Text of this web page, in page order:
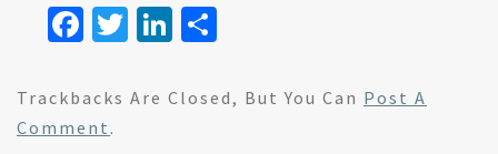
Fa
b
o
T
tt
Li
ke ar
Trackbacks Are Closed, But You Can Post A
Comment .